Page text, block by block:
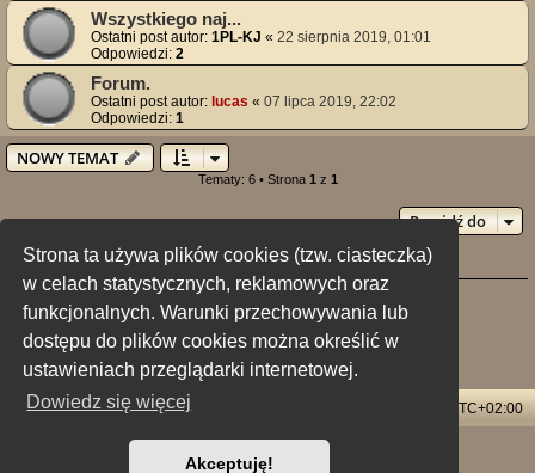
Strona ta używa plików cookies (tzw. ciasteczka)
w celach statystycznych, reklamowych oraz
funkcjonalnych. Warunki przechowywania lub
dostępu do plików cookies można określić w
ustawieniach przeglądarki internetowej.
Dowiedz się więcej
Akceptuję!
Wszystkiego naj...
Ostatni post autor: 1PL-KJ « 22 sierpnia 2019, 01:01
Odpowiedzi: 2
Forum.
Ostatni post autor: lucas « 07 lipca 2019, 22:02
Odpowiedzi: 1
NOWY TEMAT
Tematy: 6 • Strona 1 z 1
Przejdź do
Twoje uprawnienia na tym forum
Nie możesz tworzyć nowych tematów
Nie możeszodpowiadać w tematach
Nie możesz
zmieniać swoich postów
Nie możeszusuwać swoich postów
Nie możeszdodawać załączników
Strona główna UTC+02:00
Usuń ciasteczka witryny
Technologię dostarcza
® Forum Software © phpBB Limited
Polski pakiet językowy dostarczaphpBB.pl